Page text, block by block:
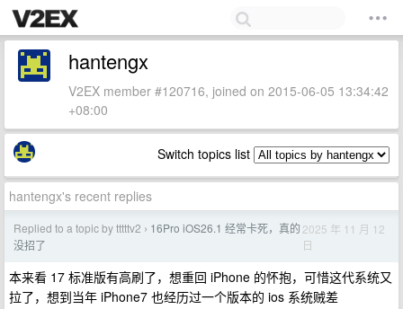
hantengx
V2EX member #120716, joined on 2015-06-05 13:34:42
+08:00
Switch topics list
hantengx's recent replies
Replied to a topic by tttttv2 › 16Pro iOS26.1 经常卡死，真的
没招了
2025 年 11 月 12
日
本来看 17 标准版有高刷了，想重回 iPhone 的怀抱，可惜这代系统又
拉了，想到当年 iPhone7 也经历过一个版本的 ios 系统贼差